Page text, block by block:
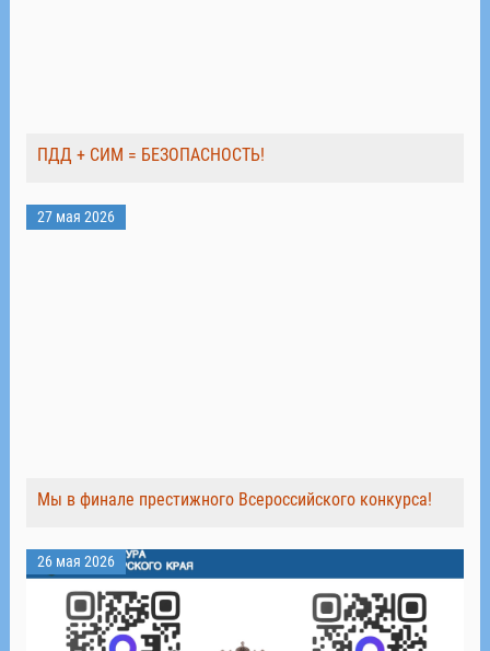
ПДД + СИМ = БЕЗОПАСНОСТЬ!
27 мая 2026
Мы в финале престижного Всероссийского конкурса!
26 мая 2026